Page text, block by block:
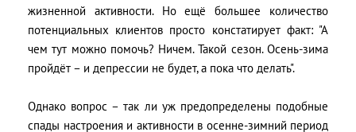
жизненной активности. Но ещё большее количество
потенциальных клиентов просто констатирует факт: "А
чем тут можно помочь? Ничем. Такой сезон. Осень-зима
пройдёт – и депрессии не будет, а пока что делать".
Однако вопрос – так ли уж предопределены подобные
спады настроения и активности в осенне-зимний период